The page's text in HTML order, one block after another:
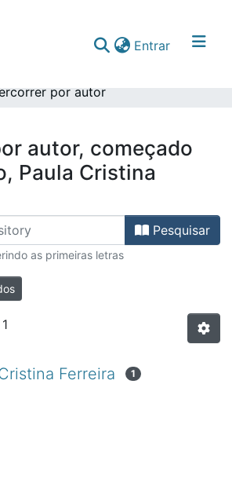
Entrar(current)
por autor
autor, começado
Paula Cristina
Pesquisar
as primeiras letras
Ferreira 1